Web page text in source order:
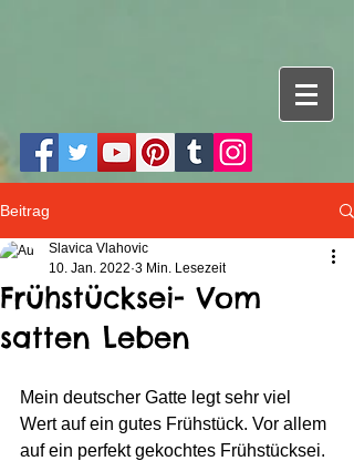
Beitrag
Frühstücksei- Vom
satten Leben
Slavica Vlahovic
10. Jan. 2022 3 Min. Lesezeit
Mein deutscher Gatte legt sehr viel
Wert auf ein gutes Frühstück. Vor allem
auf ein perfekt gekochtes Frühstücksei.